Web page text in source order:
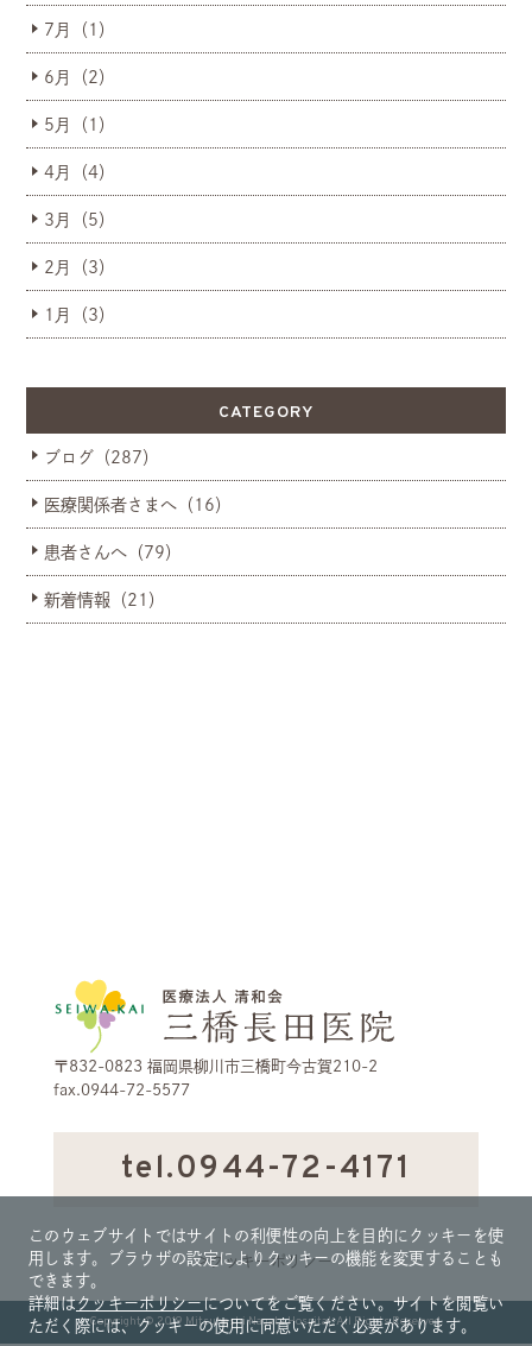
7月（1）
6月（2）
5月（1）
4月（4）
3月（5）
2月（3）
1月（3）
CATEGORY
ブログ（287）
医療関係者さまへ（16）
患者さんへ（79）
新着情報（21）
〒832-0823 福岡県柳川市三橋町今古賀210-2
fax.0944-72-5577
tel.0944-72-4171
>クッキーポリシー
Copyright © 2019 Mitsuhashi Nagata Hospital. All Rights Reserved.
このウェブサイトではサイトの利便性の向上を目的にクッキーを使
用します。ブラウザの設定によりクッキーの機能を変更することも
できます。
詳細はクッキーポリシーについてをご覧ください。サイトを閲覧い
ただく際には、クッキーの使用に同意いただく必要があります。